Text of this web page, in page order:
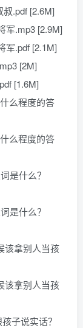
.pdf [2.6M]
.mp3 [2.9M]
.pdf [2.1M]
[2M]
[1.6M]
么程度的答
么程度的答
是什么？
是什么？
拿别人当孩
拿别人当孩
子说实话？